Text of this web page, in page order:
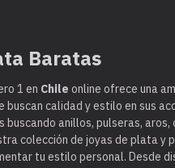
Baratas
1 en Chile online ofrece una
buscan calidad y estilo en sus
buscando anillos, pulseras,
colección de joyas de plata y
tu estilo personal. Desde